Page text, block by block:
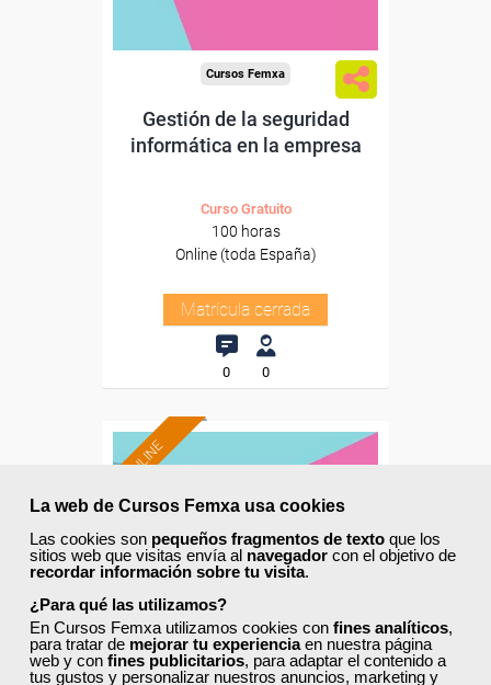
La web de Cursos Femxa usa cookies
Las cookies son pequeños fragmentos de texto que los
sitios web que visitas envía al navegador con el objetivo de
recordar información sobre tu visita.
¿Para qué las utilizamos?
En Cursos Femxa utilizamos cookies con fines analíticos,
para tratar de mejorar tu experienciaen nuestra página
web y con fines publicitarios, para adaptar el contenido a
tus gustos y personalizar nuestros anuncios, marketing y
Cursos Femxa
Gestión de la seguridad
informática en la empresa
Curso Gratuito
100 horas
Online (toda España)
Matrícula cerrada
0 0
ONLINE